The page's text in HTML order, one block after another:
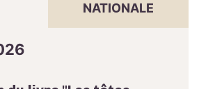
NATIONALE